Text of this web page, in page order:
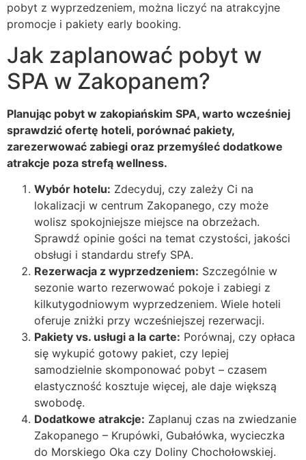
pobyt z wyprzedzeniem, można liczyć na atrakcyjne
promocje i pakiety early booking.
Jak zaplanować pobyt w
SPA w Zakopanem?
Planując pobyt w zakopiańskim SPA, warto wcześniej
sprawdzić ofertę hoteli, porównać pakiety,
zarezerwować zabiegi oraz przemyśleć dodatkowe
atrakcje poza strefą wellness.
Wybór hotelu: Zdecyduj, czy zależy Ci na
lokalizacji w centrum Zakopanego, czy może
wolisz spokojniejsze miejsce na obrzeżach.
Sprawdź opinie gości na temat czystości, jakości
obsługi i standardu strefy SPA.
Rezerwacja z wyprzedzeniem: Szczególnie w
sezonie warto rezerwować pokoje i zabiegi z
kilkutygodniowym wyprzedzeniem. Wiele hoteli
oferuje zniżki przy wcześniejszej rezerwacji.
Pakiety vs. usługi a la carte: Porównaj, czy opłaca
się wykupić gotowy pakiet, czy lepiej
samodzielnie skomponować pobyt – czasem
elastyczność kosztuje więcej, ale daje większą
swobodę.
Dodatkowe atrakcje: Zaplanuj czas na zwiedzanie
Zakopanego – Krupówki, Gubałówka, wycieczka
do Morskiego Oka czy Doliny Chochołowskiej.